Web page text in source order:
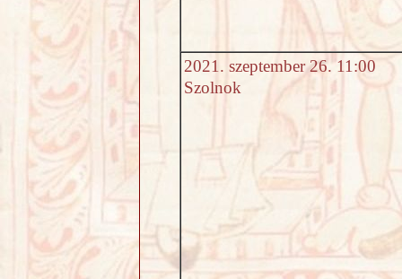
2021. szeptember 26. 11:00
Szolnok